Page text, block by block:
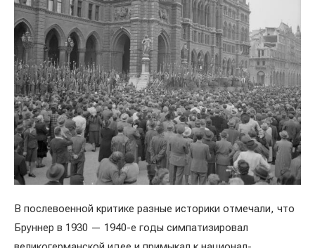
В послевоенной критике разные историки отмечали, что
Бруннер в 1930 — 1940-е годы симпатизировал